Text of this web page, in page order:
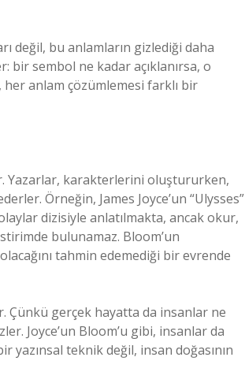
değil, bu anlamların gizlediği daha
bir sembol ne kadar açıklanırsa, o
her anlam çözümlemesi farklı bir
Yazarlar, karakterlerini oluştururken,
Örneğin, James Joyce’un “Ulysses”
dizisiyle anlatılmakta, ancak okur,
bulunamaz. Bloom’un
tahmin edemediği bir evrende
Çünkü gerçek hayatta da insanlar ne
Joyce’un Bloom’u gibi, insanlar da
yazınsal teknik değil, insan doğasının